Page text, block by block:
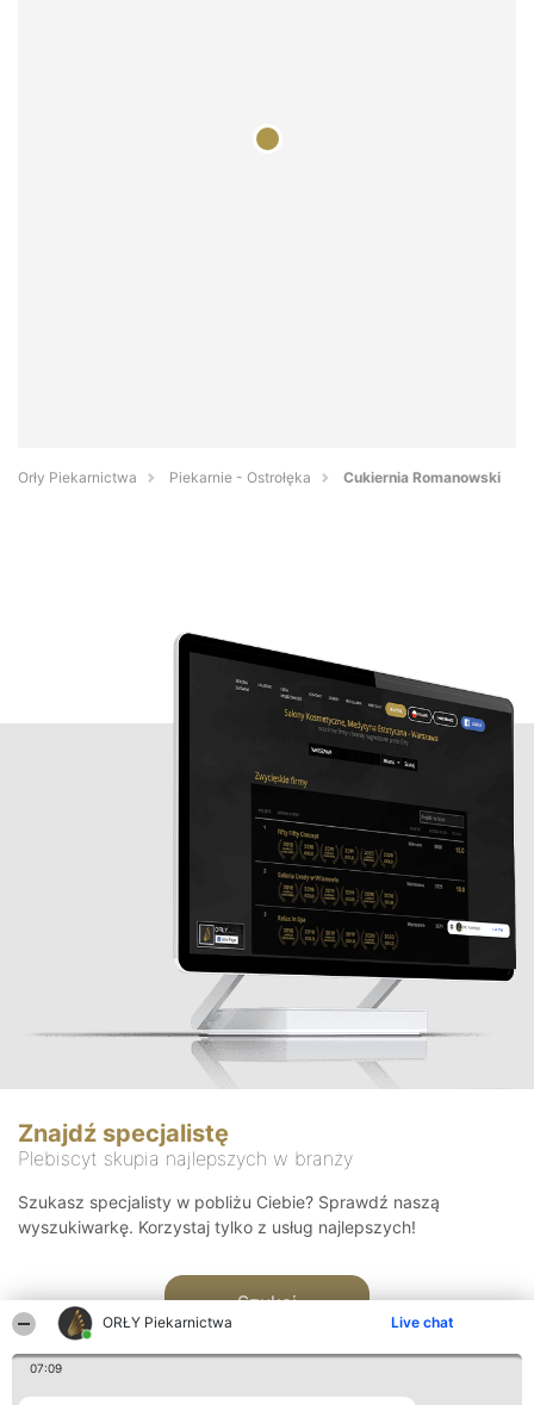
ORŁY Piekarnictwa Live chat
07:09
Orły Piekarnictwa Piekarnie - Ostrołęka Cukiernia Romanowski
Znajdź specjalistę
Plebiscyt skupia najlepszych w branży
Szukasz specjalisty w pobliżu Ciebie? Sprawdź naszą
wyszukiwarkę. Korzystaj tylko z usług najlepszych!
Szukaj